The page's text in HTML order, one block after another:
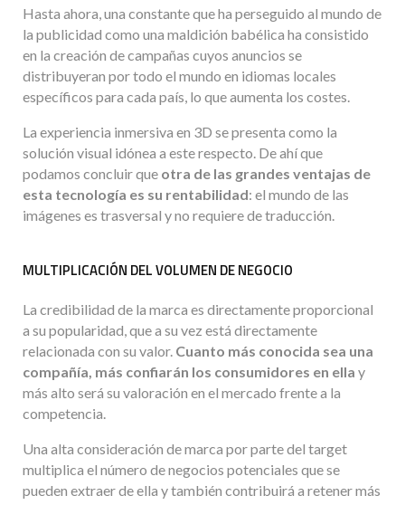
Hasta ahora, una constante que ha perseguido al mundo de
la publicidad como una maldición babélica ha consistido
en la creación de campañas cuyos anuncios se
distribuyeran por todo el mundo en idiomas locales
específicos para cada país, lo que aumenta los costes.
La experiencia inmersiva en 3D se presenta como la
solución visual idónea a este respecto. De ahí que
podamos concluir que otra de las grandes ventajas de
esta tecnología es su rentabilidad: el mundo de las
imágenes es trasversal y no requiere de traducción.
MULTIPLICACIÓN DEL VOLUMEN DE NEGOCIO
La credibilidad de la marca es directamente proporcional
a su popularidad, que a su vez está directamente
relacionada con su valor. Cuanto más conocida sea una
compañía, más confiarán los consumidores en ella y
más alto será su valoración en el mercado frente a la
competencia.
Una alta consideración de marca por parte del target
multiplica el número de negocios potenciales que se
pueden extraer de ella y también contribuirá a retener más